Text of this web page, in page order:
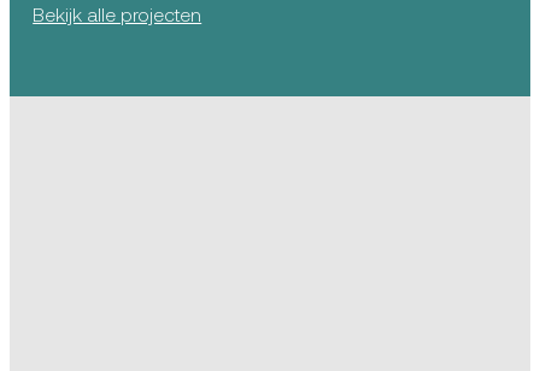
Bekijk alle projecten